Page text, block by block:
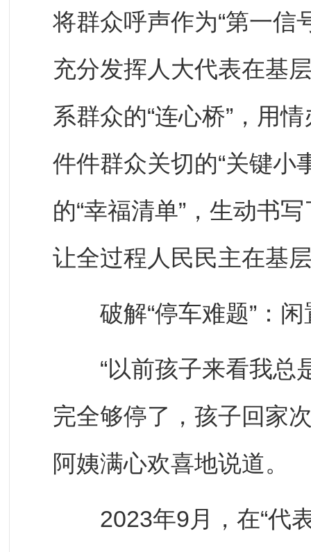
将群众呼声作为“第一信
充分发挥人大代表在基
系群众的“连心桥”，用
件件群众关切的“关键小
的“幸福清单”，生动书
让全过程人民民主在基
破解“停车难题”：闲
“以前孩子来看我总
完全够停了，孩子回家
阿姨满心欢喜地说道。
2023年9月，在“代表